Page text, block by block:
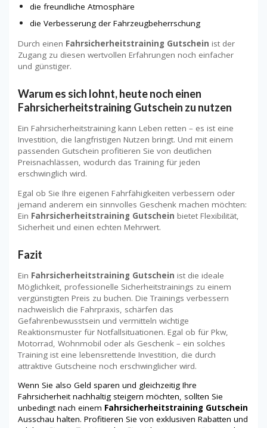
die freundliche Atmosphäre
die Verbesserung der Fahrzeugbeherrschung
Durch einen Fahrsicherheitstraining Gutschein ist der
Zugang zu diesen wertvollen Erfahrungen noch einfacher
und günstiger.
Warum es sich lohnt, heute noch einen
Fahrsicherheitstraining Gutschein zu nutzen
Ein Fahrsicherheitstraining kann Leben retten – es ist eine
Investition, die langfristigen Nutzen bringt. Und mit einem
passenden Gutschein profitieren Sie von deutlichen
Preisnachlässen, wodurch das Training für jeden
erschwinglich wird.
Egal ob Sie Ihre eigenen Fahrfähigkeiten verbessern oder
jemand anderem ein sinnvolles Geschenk machen möchten:
Ein Fahrsicherheitstraining Gutschein bietet Flexibilität,
Sicherheit und einen echten Mehrwert.
Fazit
Ein Fahrsicherheitstraining Gutschein ist die ideale
Möglichkeit, professionelle Sicherheitstrainings zu einem
vergünstigten Preis zu buchen. Die Trainings verbessern
nachweislich die Fahrpraxis, schärfen das
Gefahrenbewusstsein und vermitteln wichtige
Reaktionsmuster für Notfallsituationen. Egal ob für Pkw,
Motorrad, Wohnmobil oder als Geschenk – ein solches
Training ist eine lebensrettende Investition, die durch
attraktive Gutscheine noch erschwinglicher wird.
Wenn Sie also Geld sparen und gleichzeitig Ihre
Fahrsicherheit nachhaltig steigern möchten, sollten Sie
unbedingt nach einem Fahrsicherheitstraining Gutschein
Ausschau halten. Profitieren Sie von exklusiven Rabatten und